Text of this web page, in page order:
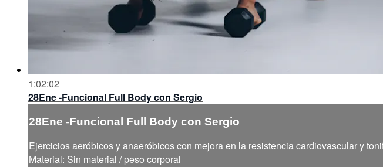
1:02:02
28Ene -Funcional Full Body con Sergio
28Ene -Funcional Full Body con Sergio
Ejercicios aeróbicos y anaeróbicos con mejora en la resistencia cardiovascular y
Material: Sin material / peso corporal